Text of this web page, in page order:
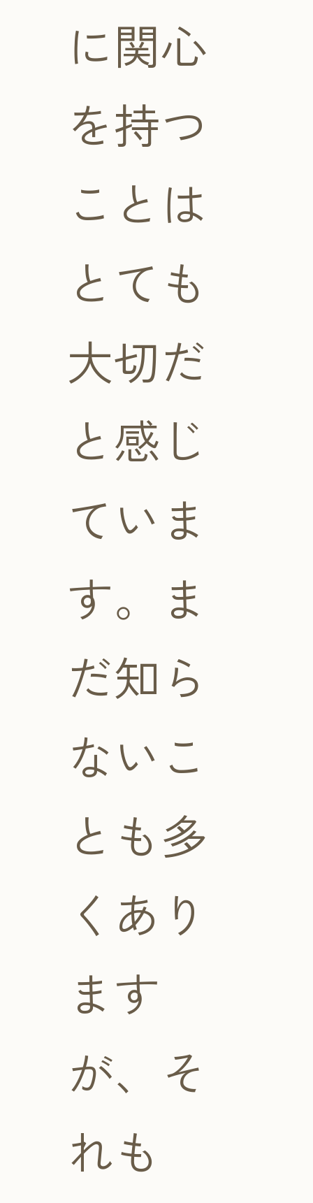
に関心
を持つ
ことは
とても
大切だ
と感じ
ていま
す。ま
だ知ら
ないこ
とも多
くあり
ます
が、そ
れも